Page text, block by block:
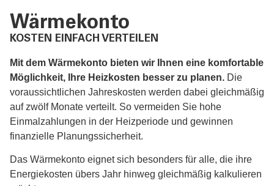
Wärmekonto
KOSTEN EINFACH VERTEILEN
Mit dem Wärmekonto bieten wir Ihnen eine komfortable
Möglichkeit, Ihre Heizkosten besser zu planen. Die
voraussichtlichen Jahreskosten werden dabei gleichmäßig
auf zwölf Monate verteilt. So vermeiden Sie hohe
Einmalzahlungen in der Heizperiode und gewinnen
finanzielle Planungssicherheit.
Das Wärmekonto eignet sich besonders für alle, die ihre
Energiekosten übers Jahr hinweg gleichmäßig kalkulieren